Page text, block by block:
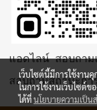
แอดไลน์ สอบถาม
สอบถามสถานะกา
เว็บไซต์นี้มีการใช้งา
ในการใช้งานเว็บไซต์
ได้ที่นโยบายความเป็น